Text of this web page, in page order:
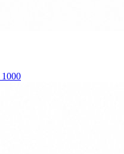
1000